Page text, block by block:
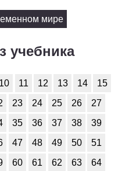
мире
учебника
10 11 12 13 14
15
23 24 25 26
27
35 36 37 38
39
47 48 49 50
51
60 61 62 63
64